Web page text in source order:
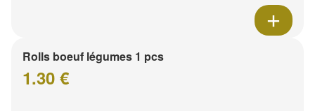
Rolls boeuf légumes 1 pcs
1.30 €